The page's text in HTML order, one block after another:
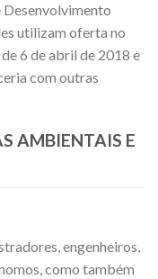
Desenvolvimento
utilizam oferta no
6 de abril de 2018 e
com outras
AMBIENTAIS E
engenheiros,
como também